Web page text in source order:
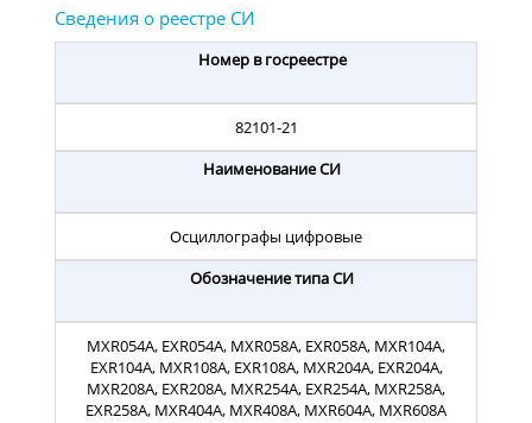
Номер в госреестре
82101-21
Наименование СИ
Осциллографы цифровые
Обозначение типа СИ
MXR054A, EXR054A, MXR058A, EXR058A, MXR104A,
EXR104A, MXR108A, EXR108A, MXR204A, EXR204A,
MXR208A, EXR208A, MXR254A, EXR254A, MXR258A,
EXR258A, MXR404A, MXR408A, MXR604A, MXR608A